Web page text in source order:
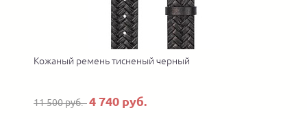
Кожаный ремень тисненый черный
11 500 руб.4 740 руб.